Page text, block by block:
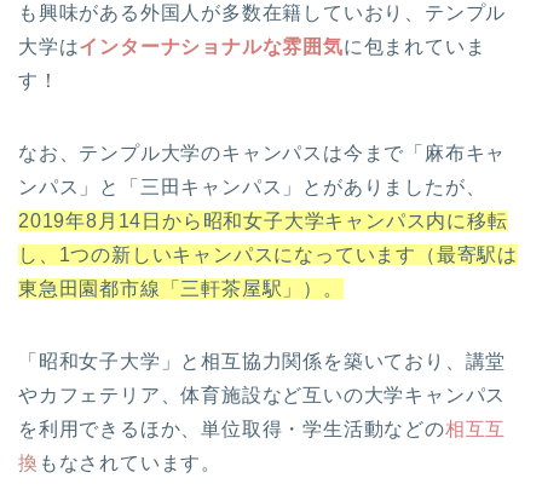
も興味がある外国人が多数在籍していおり、テンプル
大学はインターナショナルな雰囲気に包まれていま
す！
なお、テンプル大学のキャンパスは今まで「麻布キャ
ンパス」と「三田キャンパス」とがありましたが、
2019年8月14日から昭和女子大学キャンパス内に移転
し、1つの新しいキャンパスになっています（最寄駅は
東急田園都市線「三軒茶屋駅」）。
「昭和女子大学」と相互協力関係を築いており、講堂
やカフェテリア、体育施設など互いの大学キャンパス
を利用できるほか、単位取得・学生活動などの相互互
換 もなされています。